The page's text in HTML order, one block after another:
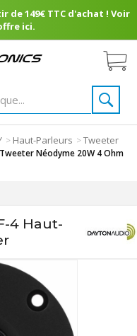
149€ TTC d'achat ! Voir
ici.
> Haut-Parleurs >Tweeter
Néodyme 20W 4 Ohm
4 Haut-